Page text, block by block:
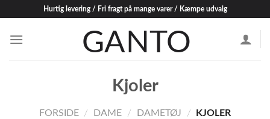
content
Hurtig levering / Fri fragt på mange varer / Kæmpe udvalg
Kjoler
FORSIDE / DAME / DAMETØJ / KJOLER